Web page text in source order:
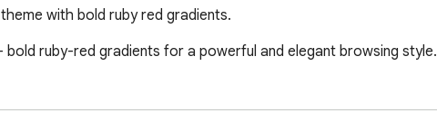
with bold ruby red gradients.
bold ruby-red gradients for a powerful and elegant browsing style.